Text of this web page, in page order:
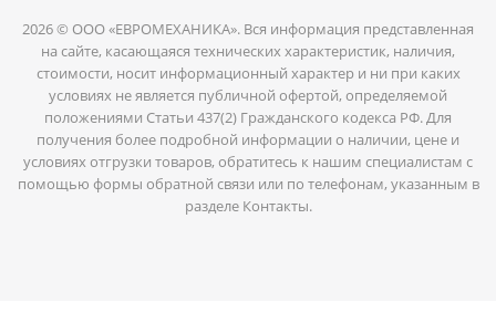
2026 © ООО «ЕВРОМЕХАНИКА». Вся информация представленная
на сайте, касающаяся технических характеристик, наличия,
стоимости, носит информационный характер и ни при каких
условиях не является публичной офертой, определяемой
положениями Статьи 437(2) Гражданского кодекса РФ. Для
получения более подробной информации о наличии, цене и
условиях отгрузки товаров, обратитесь к нашим специалистам с
помощью формы обратной связи или по телефонам, указанным в
разделе Контакты.